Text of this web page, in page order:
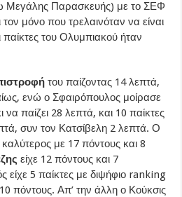
Μεγάλης Παρασκευής) με το ΣΕΦ
τον μόνο που τρελαινόταν να είναι
του Ολυμπιακού ήταν
του παίζοντας 14 λεπτά,
ενώ ο Σφαιρόπουλος μοίρασε
παίζει 28 λεπτά, και 10 παίκτες
συν τον Κατσίβελη 2 λεπτά. Ο
με 17 πόντους και 8
είχε 12 πόντους και 7
είχε 5 παίκτες με διψήφιο ranking
πόντους. Απ’ την άλλη ο Κούκσις